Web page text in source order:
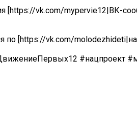
[https://vk.com/mypervie12|ВК-
по [https://vk.com/
#нацпроект